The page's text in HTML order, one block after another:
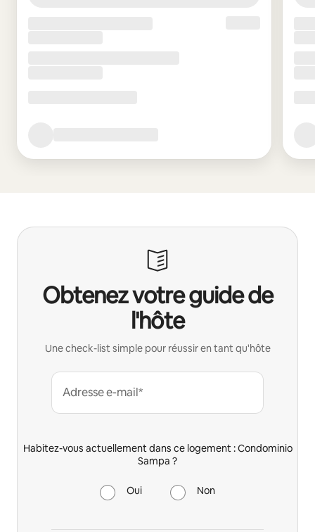
Obtenez votre guide de
l'hôte
Une check-list simple pour réussir en tant qu'hôte
Adresse e-mail*
Habitez-vous actuellement dans ce logement : Condominio
Sampa ?
Oui Non